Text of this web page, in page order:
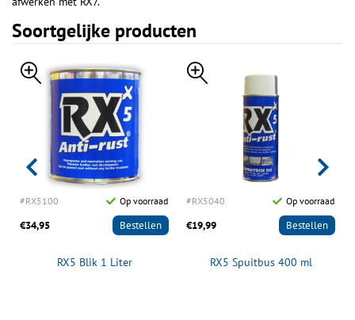
Soortgelijke producten
#RX5100 Op voorraad
€34,95 Bestellen
RX5 Blik 1 Liter
#RX5040 Op voorraad
€19,99 Bestellen
RX5 Spuitbus 400 ml